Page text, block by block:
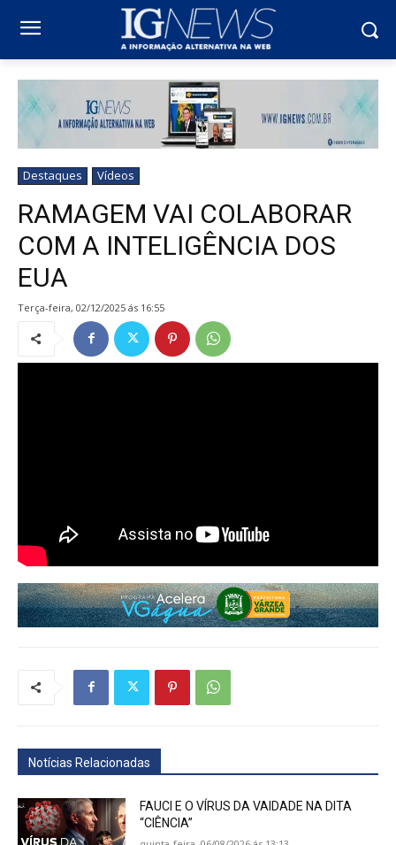
Destaques Vídeos
RAMAGEM VAI COLABORAR
COM A INTELIGÊNCIA DOS
EUA
terça-feira, 02/12/2025 ás 16:55
Notícias Relacionadas
FAUCI E O VÍRUS DA VAIDADE NA DITA
“CIÊNCIA”